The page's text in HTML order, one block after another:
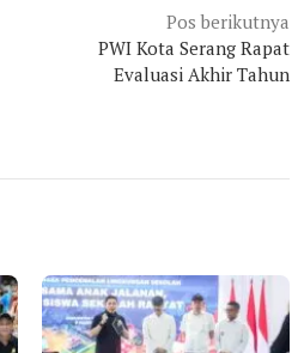
Pos berikutnya
PWI Kota Serang Rapat
Evaluasi Akhir Tahun